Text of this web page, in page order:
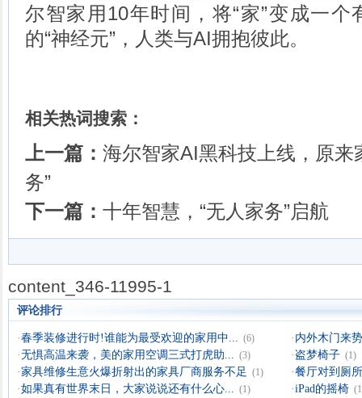
尔智家用10年时间，将“家”变成一
的“神经元”，人类与AI拥抱彼此。
相关热词搜索：
上一篇： 海尔智家AI黑科技上线，原来
务”
下一篇： 十年智慧，“无人家务”启航
content_346-11995-1
评论排行
·春季装修进行时!谁能为最受欢迎的家用中... (6) · 内外木门来
·无惧高温来袭，美的家用空调三式打虎助... (3) · 盗梦椅子 (1)
·家具维修生意火爆折射出的家具厂商服务不足 (1) ·餐厅对到厕
·如果真有世界末日，大家说说还有什么心... (1) ·iPad的摇椅